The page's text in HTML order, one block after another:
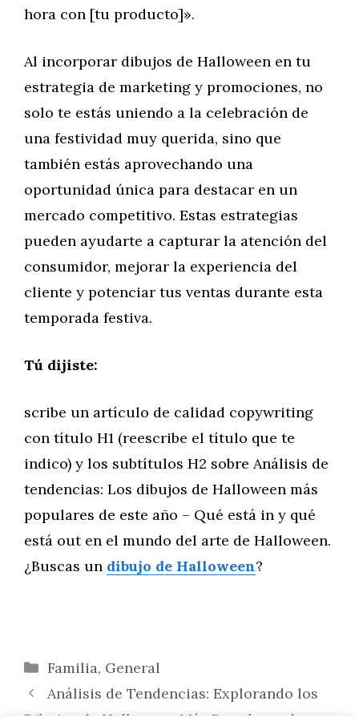
hora con [tu producto]».
Al incorporar dibujos de Halloween en tu
estrategia de marketing y promociones, no
solo te estás uniendo a la celebración de
una festividad muy querida, sino que
también estás aprovechando una
oportunidad única para destacar en un
mercado competitivo. Estas estrategias
pueden ayudarte a capturar la atención del
consumidor, mejorar la experiencia del
cliente y potenciar tus ventas durante esta
temporada festiva.
Tú dijiste:
scribe un artículo de calidad copywriting
con título H1 (reescribe el título que te
indico) y los subtítulos H2 sobre Análisis de
tendencias: Los dibujos de Halloween más
populares de este año – Qué está in y qué
está out en el mundo del arte de Halloween.
¿Buscas un dibujo de Halloween?
Categorías
Familia, General
Análisis de Tendencias: Explorando los